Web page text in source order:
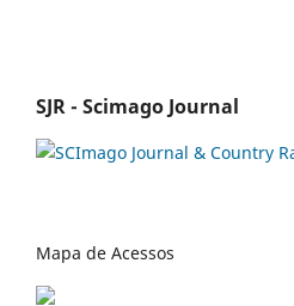
SJR - Scimago Journal
Mapa de Acessos